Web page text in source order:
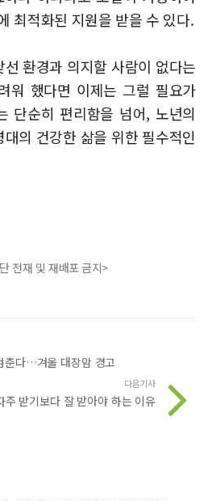
최적화된 지원을 받을 수 있다.
환경과 의지할 사람이 없다는
워 했다면 이제는 그럴 필요가
단순히 편리함을 넘어, 노년의
의 건강한 삶을 위한 필수적인
전재 및 재배포 금지>
춘다…겨울 대장암 경고
다음기사
주 받기보다 잘 받아야 하는 이유